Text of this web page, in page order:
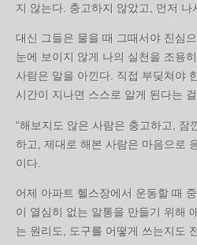
지 않는다. 충고하지 않았고, 먼저 나
대신 그들은 물을 때 그때서야 진심
눈에 보이지 않게 나의 실천을 조용
사람은 말을 아낀다. 직접 부딪쳐야
시간이 지나면 스스로 알게 된다는
“해보지도 않은 사람은 충고하고, 잠
하고, 제대로 해본 사람은 마음으로
이다.
어제 아파트 헬스장에서 운동할 때
이 열심히 없는 알통을 만들기 위해
는 원리도, 도구를 어떻게 쓰는지도